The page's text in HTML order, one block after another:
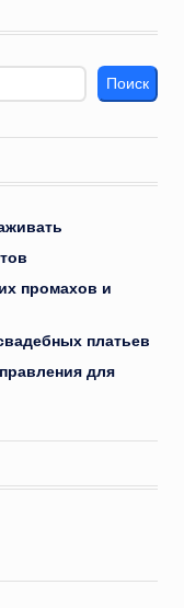
Поиск
промахов и
платьев
для